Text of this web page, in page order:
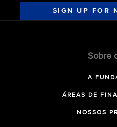
SIGN UP FOR
Sobre
A
ÁREAS DE
NOSSOS